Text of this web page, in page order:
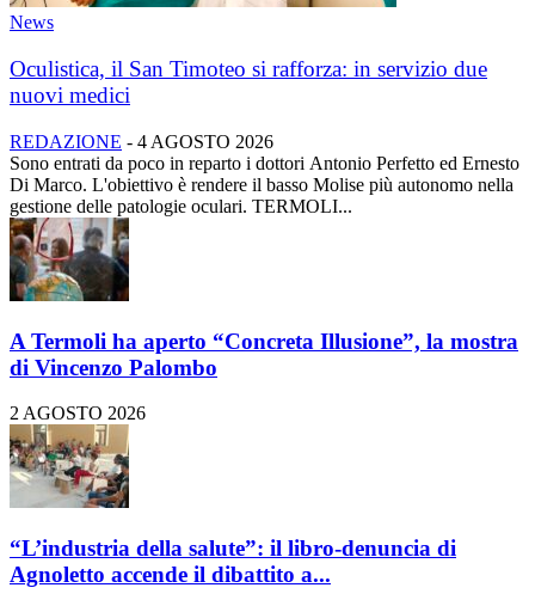
News
Oculistica, il San Timoteo si rafforza: in servizio due
nuovi medici
REDAZIONE - 4 AGOSTO 2026
Sono entrati da poco in reparto i dottori Antonio Perfetto ed Ernesto
Di Marco. L'obiettivo è rendere il basso Molise più autonomo nella
gestione delle patologie oculari. TERMOLI...
A Termoli ha aperto “Concreta Illusione”, la mostra
di Vincenzo Palombo
2 AGOSTO 2026
“L’industria della salute”: il libro-denuncia di
Agnoletto accende il dibattito a...